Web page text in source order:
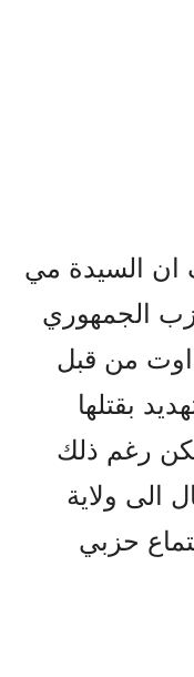
ان السيدة مي
الجمهوري
تم اعلامها يوم السبت 02 اوت من قبل
بقتلها
رغم ذلك
الى ولاية
حزبي